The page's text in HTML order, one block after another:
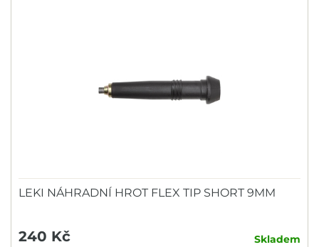
LEKI NÁHRADNÍ HROT FLEX TIP SHORT 9MM
240 Kč Skladem